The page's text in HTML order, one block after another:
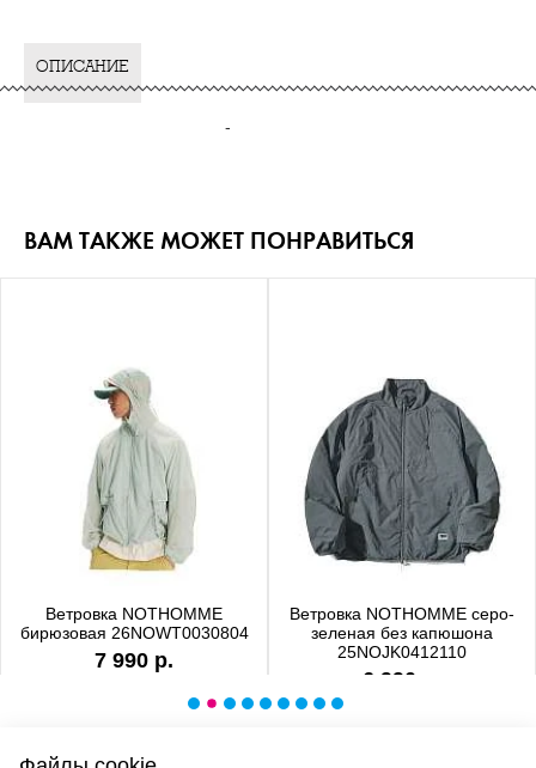
ОПИСАНИЕ
-
ВАМ ТАКЖЕ МОЖЕТ ПОНРАВИТЬСЯ
Ветровка NOTHOMME
бирюзовая 26NOWT0030804
7 990 р.
Ветровка NOTHOMME серо-
зеленая без капюшона
25NOJK0412110
6 990 р.